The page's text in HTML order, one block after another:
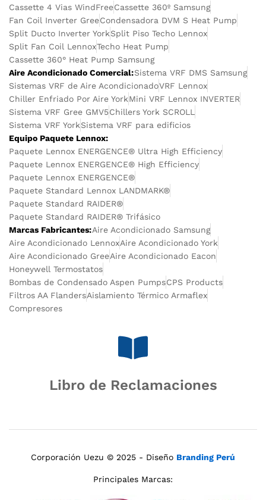
Cassette 4 Vias WindFreeCassette 360º Samsung
Fan Coil Inverter GreeCondensadora DVM S Heat Pump
Split Ducto Inverter YorkSplit Piso Techo Lennox
Split Fan Coil LennoxTecho Heat Pump
Cassette 360° Heat Pump Samsung
Aire Acondicionado Comercial:Sistema VRF DMS Samsung
Sistemas VRF de Aire AcondicionadoVRF Lennox
Chiller Enfriado Por Aire YorkMini VRF Lennox INVERTER
Sistema VRF Gree GMV5Chillers York SCROLL
Sistema VRF YorkSistema VRF para edificios
Equipo Paquete Lennox:
Paquete Lennox ENERGENCE® Ultra High Efficiency
Paquete Lennox ENERGENCE® High Efficiency
Paquete Lennox ENERGENCE®
Paquete Standard Lennox LANDMARK®
Paquete Standard RAIDER®
Paquete Standard RAIDER® Trifásico
Marcas Fabricantes:Aire Acondicionado Samsung
Aire Acondicionado LennoxAire Acondicionado York
Aire Acondicionado GreeAire Acondicionado Eacon
Honeywell Termostatos
Bombas de Condensado Aspen PumpsCPS Products
Filtros AA FlandersAislamiento Térmico Armaflex
Compresores
Libro de Reclamaciones
Corporación Uezu © 2025 - Diseño Branding Perú
Principales Marcas: